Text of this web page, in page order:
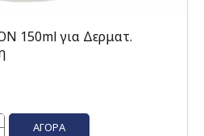
150ml για Δερματ.
ΑΓΟΡΆ